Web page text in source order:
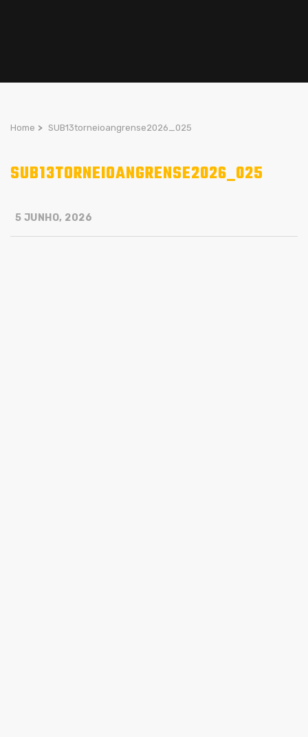
Home > SUB13torneioangrense2026_025
SUB13TORNEIOANGRENSE2026_025
5 JUNHO, 2026